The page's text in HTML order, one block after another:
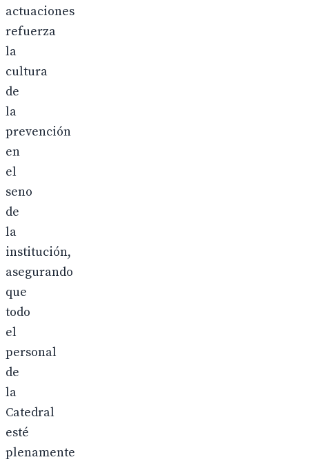
actuaciones
refuerza
la
cultura
de
la
prevención
en
el
seno
de
la
institución,
asegurando
que
todo
el
personal
de
la
Catedral
esté
plenamente